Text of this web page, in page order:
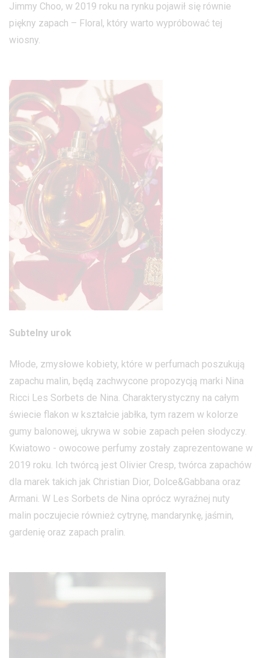
Jimmy Choo, w 2019 roku na rynku pojawił się równie
piękny zapach – Floral, który warto wypróbować tej
wiosny.
Subtelny urok
Młode, zmysłowe kobiety, które w perfumach poszukują
zapachu malin, będą zachwycone propozycją marki Nina
Ricci Les Sorbets de Nina. Charakterystyczny na całym
świecie flakon w kształcie jabłka, tym razem w kolorze
gumy balonowej, ukrywa w sobie zapach pełen słodyczy.
Kwiatowo - owocowe perfumy zostały zaprezentowane w
2019 roku. Ich twórcą jest Olivier Cresp, twórca zapachów
dla marek takich jak Christian Dior, Dolce&Gabbana oraz
Armani. W Les Sorbets de Nina oprócz wyraźnej nuty
malin poczujecie również cytrynę, mandarynkę, jaśmin,
gardenię oraz zapach pralin.